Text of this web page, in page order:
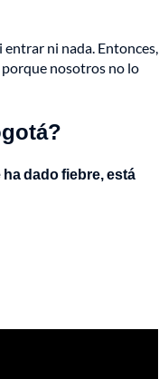
entrar ni nada. Entonces,
porque nosotros no lo
dado fiebre, está